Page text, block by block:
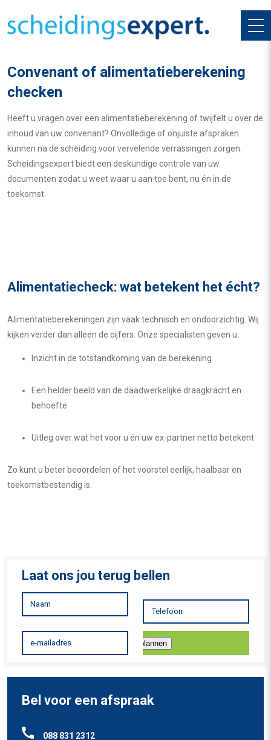
Convenant of alimentatieberekening
checken
Heeft u vragen over een alimentatieberekening of twijfelt u over de
inhoud van uw convenant? Onvolledige of onjuiste afspraken
kunnen na de scheiding voor vervelende verrassingen zorgen.
Scheidingsexpert biedt een deskundige controle van uw
documenten zodat u weet waar u aan toe bent, nu én in de
toekomst.
Alimentatiecheck: wat betekent het écht?
Alimentatieberekeningen zijn vaak technisch en ondoorzichtig. Wij
kijken verder dan alleen de cijfers. Onze specialisten geven u:
Inzicht in de totstandkoming van de berekening
Een helder beeld van de daadwerkelijke draagkracht en
behoefte
Uitleg over wat het voor u én uw ex-partner netto betekent
Zo kunt u beter beoordelen of het voorstel eerlijk, haalbaar en
toekomstbestendig is.
Laat ons jou terug bellen
Inplannen
Bel voor een afspraak
088 831 2312